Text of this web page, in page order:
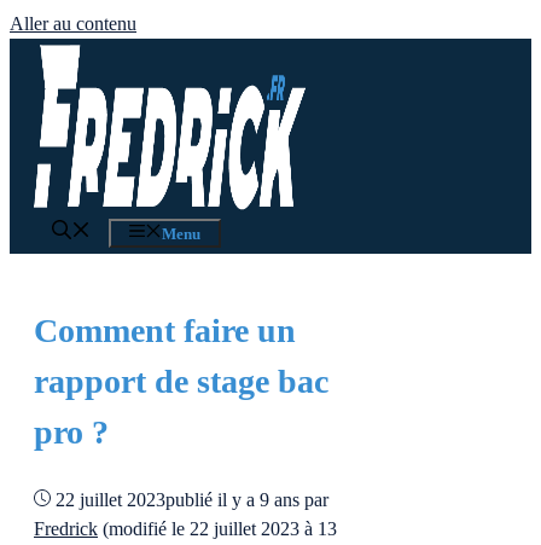
Aller au contenu
Menu
Comment faire un
rapport de stage bac
pro ?
22 juillet 2023publié il y a 9 ans par
Fredrick (modifié le 22 juillet 2023 à 13